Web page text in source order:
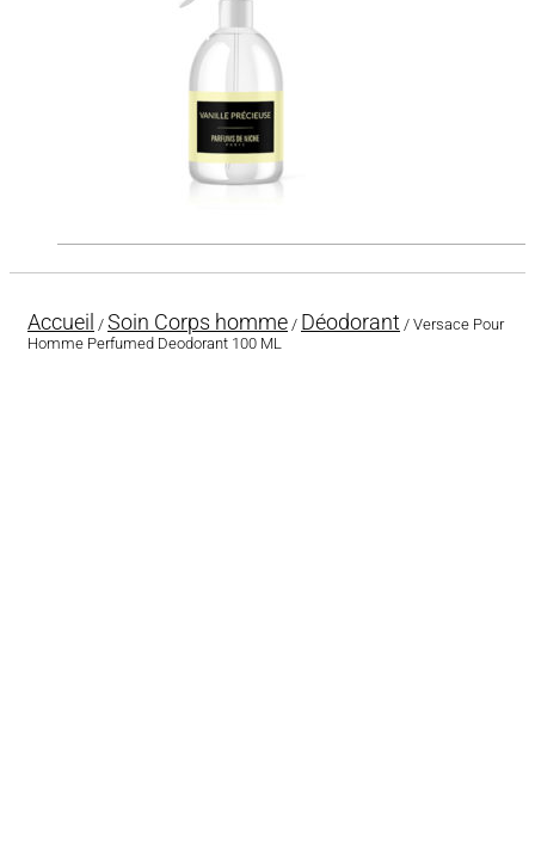
Accueil / Soin Corps homme / Déodorant / Versace Pour
Homme Perfumed Deodorant 100 ML